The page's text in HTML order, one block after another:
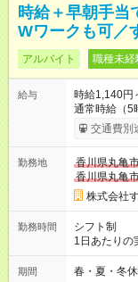
時給＋早朝手当
Wワークも可／
アルバイト 職種未経
給与
時給1,140円
通常時給（5時～22時
00-9：00）時給+150円 【試用期
長さ：1ヶ
させていた
交通費別
勤務地
香川県丸亀
香川県丸亀
株式会社
勤務時間
シフト制
1日あたりの
日～・1日
期間 春・夏・冬